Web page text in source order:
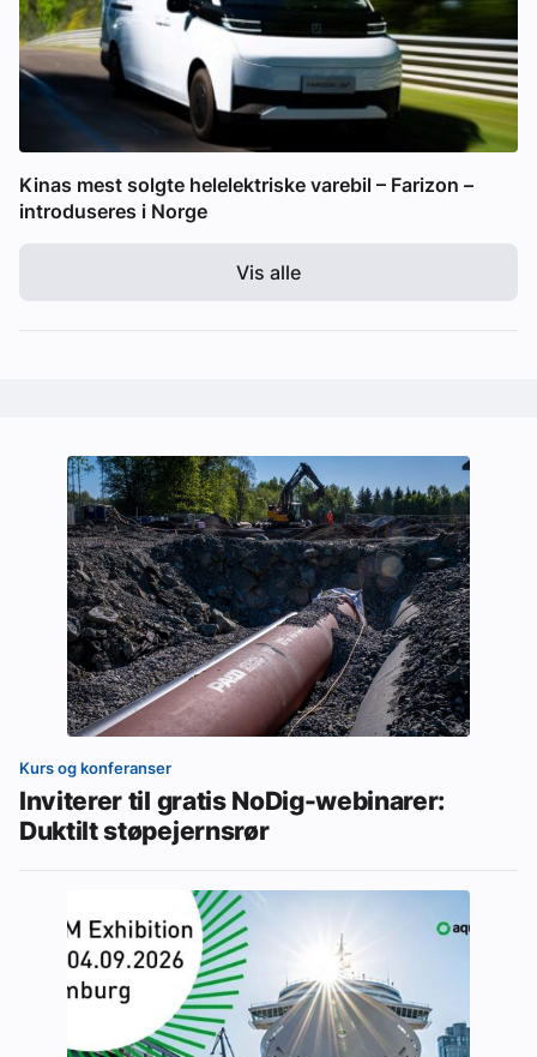
Kinas mest solgte helelektriske varebil – Farizon –
introduseres i Norge
Vis alle
Kurs og konferanser
Inviterer til gratis NoDig-webinarer:
Duktilt støpejernsrør